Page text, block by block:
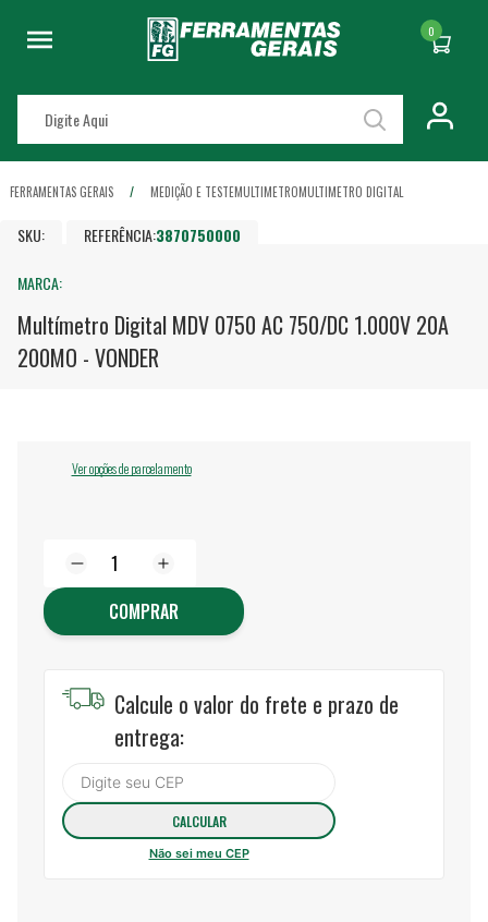
0
FERRAMENTAS GERAIS MEDIÇÃO E TESTEMULTIMETROMULTIMETRO DIGITAL
SKU: REFERÊNCIA:3870750000
MARCA:
Multímetro Digital MDV 0750 AC 750/DC 1.000V 20A
200MO - VONDER
Ver opções de parcelamento
COMPRAR
Calcule o valor do frete e prazo de
entrega:
Não sei meu CEP